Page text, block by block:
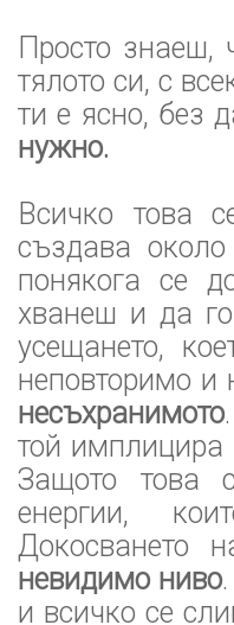
Просто знаеш,
тялото си, с
ти е ясно, без
нужно.
Всичко това
създава
понякога се
хванеш и да
усещането,
неповторимо
несъхранимото
той имплицира
Защото това
енергии,
Докосването
невидимо ниво
и всичко се